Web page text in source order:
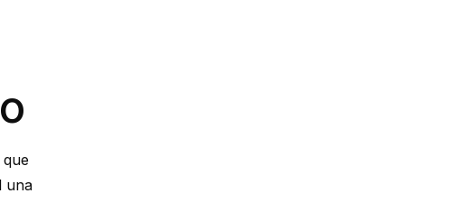
una